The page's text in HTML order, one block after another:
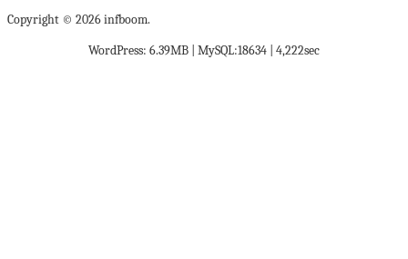
Copyright © 2026 infboom.
WordPress: 6.39MB | MySQL:18634 | 4,222sec